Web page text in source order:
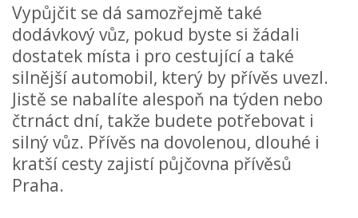
Vypůjčit se dá samozřejmě také
dodávkový vůz, pokud byste si žádali
dostatek místa i pro cestující a také
silnější automobil, který by přívěs uvezl.
Jistě se nabalíte alespoň na týden nebo
čtrnáct dní, takže budete potřebovat i
silný vůz. Přívěs na dovolenou, dlouhé i
kratší cesty zajistí půjčovna přívěsů
Praha.